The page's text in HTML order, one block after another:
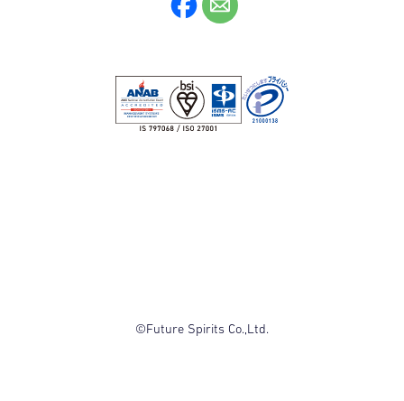
©Future Spirits Co.,Ltd.